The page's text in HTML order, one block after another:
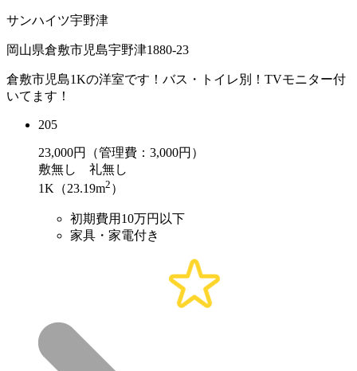
サンハイツ宇野津
岡山県倉敷市児島宇野津1880-23
倉敷市児島1Kの洋室です！バス・トイレ別！TVモニター付
いてます！
205
23,000円（管理費：3,000円）
敷無し 礼無し
1K（23.19m2 ）
初期費用10万円以下
家具・家電付き